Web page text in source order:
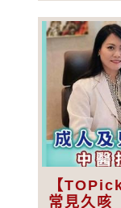
【
常見久咳